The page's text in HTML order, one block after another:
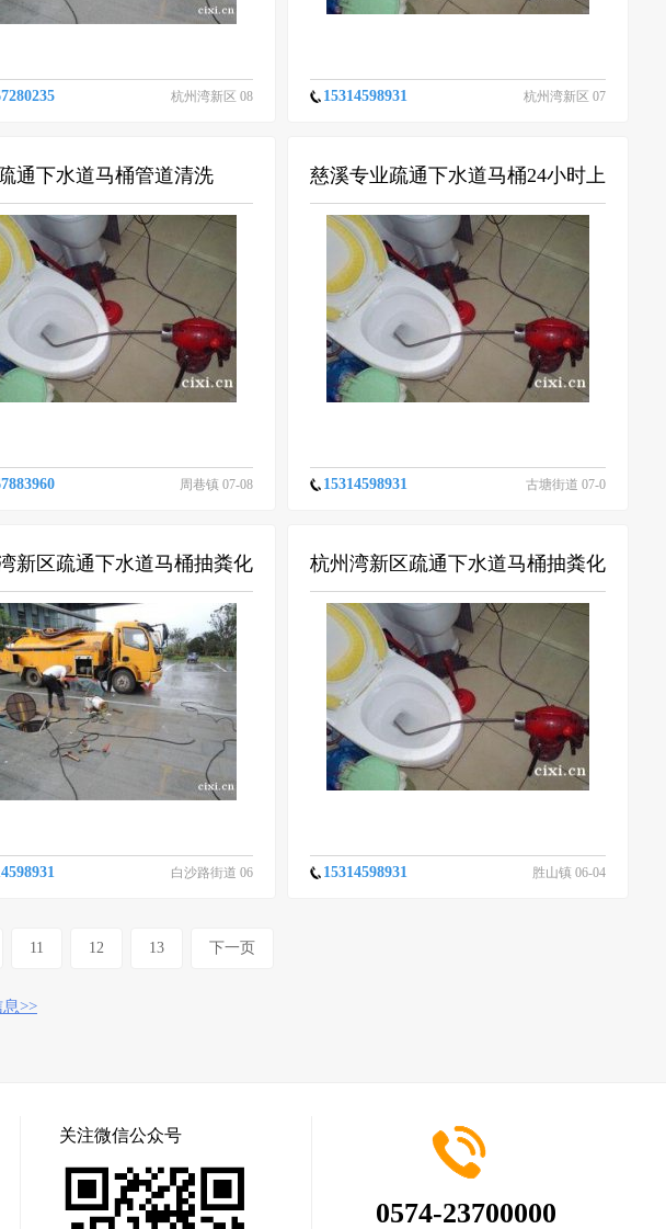
杭州湾新区 08 15314598931 杭州湾新区 07
通下水道马桶管道清洗
周巷镇 07-08
慈溪专业疏通下水道马桶24小时上
门为你服务
15314598931 古塘街道 07-0
新区疏通下水道马桶抽粪化
清理最好公司
白沙路街道 06
杭州湾新区疏通下水道马桶抽粪化
粪池清理
15314598931 胜山镇 06-04
11 12 13 下一页
>>
关注微信公众号
0574-23700000